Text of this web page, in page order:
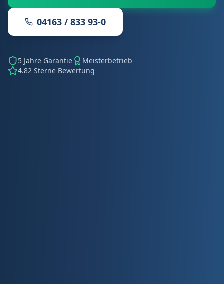
04163 / 833 93-0
5 Jahre Garantie
Meisterbetrieb
4.82 Sterne Bewertung